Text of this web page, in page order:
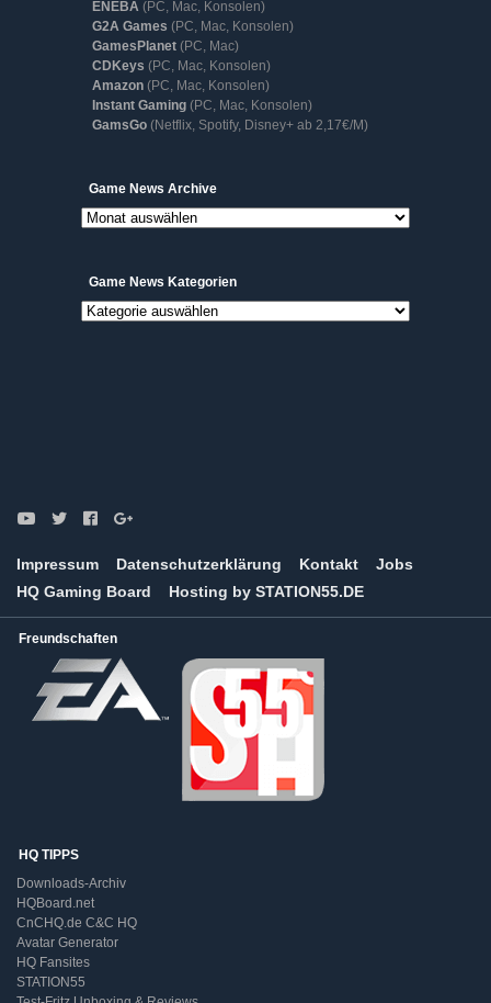
ENEBA (PC, Mac, Konsolen)
G2A Games (PC, Mac, Konsolen)
GamesPlanet (PC, Mac)
CDKeys (PC, Mac, Konsolen)
Amazon (PC, Mac, Konsolen)
Instant Gaming (PC, Mac, Konsolen)
GamsGo (Netflix, Spotify, Disney+ ab 2,17€/M)
Game News ArchiveGame
News
Archive
Game News Kategorien
Game
Impressum Datenschutzerklärung Kontakt
Jobs
HQ Gaming Board
Hosting by STATION55.DE
Freundschaften
HQ TIPPS
Downloads-Archiv
HQBoard.net
CnCHQ.de C&C HQ
Avatar Generator
HQ Fansites
STATION55